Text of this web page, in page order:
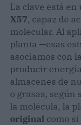
La clave está
X57, capaz de
molecular. Al
planta —esas
asociamos con
producir
almacenes de
o grasas, según
la molécula, la
original como